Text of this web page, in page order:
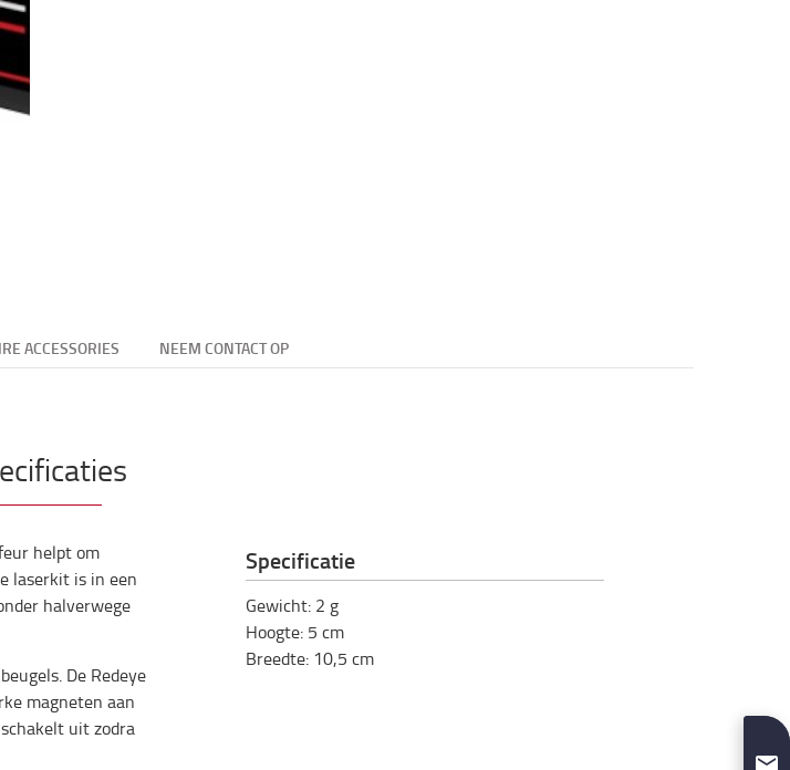
ACCESSORIES NEEM CONTACT OP
helpt om
laserkit is in een
halverwege
De Redeye
magneten aan
uit zodra
Specificatie
Gewicht: 2 g
Hoogte: 5 cm
Breedte: 10,5 cm